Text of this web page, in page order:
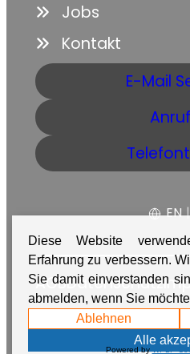
Jobs
Kontakt
E-Mail
EN |
AGBDatenschutz
Made with ❤️ in
Diese Website
Erfahrung zu verbessern.
Sie damit einverstanden
abmelden, wenn Sie
Ablehnen
Alle
Powered by WPLP